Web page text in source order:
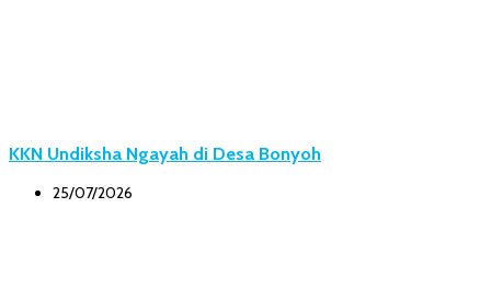
KKN Undiksha Ngayah di Desa Bonyoh
25/07/2026